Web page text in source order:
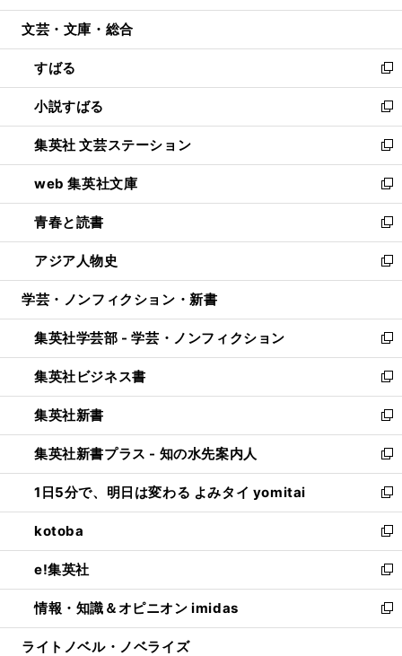
開
ウ
開
く
ン
ウ
で
開
く
ウ
ン
ド
ウ
で
開
く
文芸・文庫・総合
すばる
新
し
い
ウ
ィ
ン
ド
ウ
で
開
く
小説すばる
新
し
い
ウ
ィ
ン
ド
ウ
で
開
集英社 文芸ステーション
新
し
い
ウ
ィ
ン
ド
ウ
開
く
web 集英社文庫
新
し
い
ウ
ィ
ン
ウ
で
開
く
青春と読書
新
し
い
ウ
ン
ド
ウ
で
開
く
アジア人物史
新
し
ウ
ィ
ン
ド
ウ
で
開
く
学芸・ノンフィクション・新書
集英社学芸部 - 学芸・ノンフィクション
新
し
い
ウ
ィ
ン
ド
ウ
で
開
く
集英社ビジネス書
新
し
い
ウ
ィ
ン
ド
ウ
で
開
く
集英社新書
新
し
い
ウ
ィ
ン
ド
ウ
で
開
く
集英社新書プラス - 知の水先案内人
新
し
い
ウ
ィ
ン
ド
ウ
で
開
1日5分で、明日は変わる よみタイ yomitai
新
し
い
ウ
ィ
ン
ド
ウ
kotoba
新
し
い
ウ
ィ
ン
e!集英社
新
し
い
ウ
情報・知識＆オピニオン imidas
新
し
ライトノベル・ノベライズ